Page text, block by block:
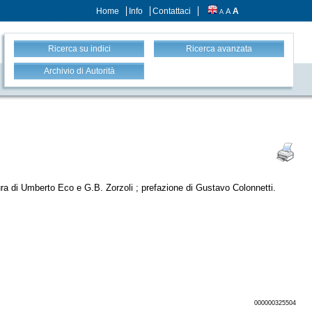
Home Info Contattaci A A A
Ricerca su indici Ricerca avanzata
Archivio di Autorità